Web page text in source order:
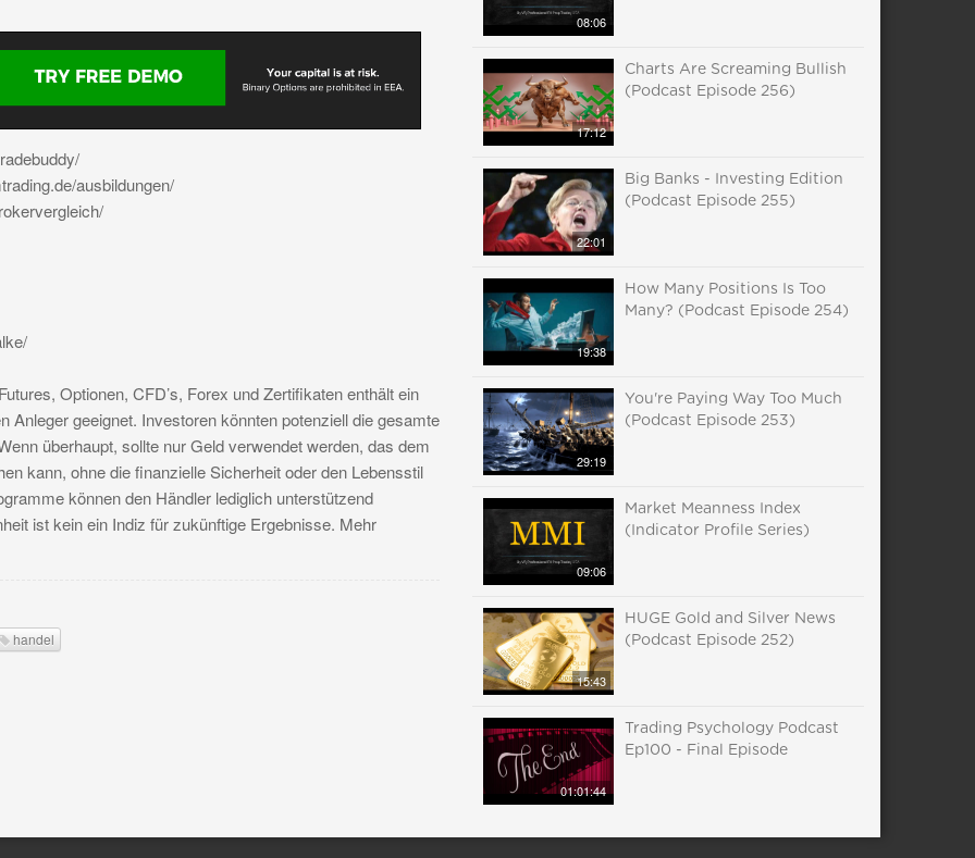
ausbildungen/
Optionen, CFD’s, Forex und Zertifikaten enthält ein
geeignet. Investoren könnten potenziell die gesamte
überhaupt, sollte nur Geld verwendet werden, das dem
kann, ohne die finanzielle Sicherheit oder den Lebensstil
können den Händler lediglich unterstützend
ist kein ein Indiz für zukünftige Ergebnisse. Mehr
handel
08:06
17:12
Charts Are Screaming Bullish
(Podcast Episode 256)
22:01
Big Banks - Investing Edition
(Podcast Episode 255)
19:38
How Many Positions Is Too
Many? (Podcast Episode 254)
29:19
You're Paying Way Too Much
(Podcast Episode 253)
09:06
Market Meanness Index
(Indicator Profile Series)
15:43
HUGE Gold and Silver News
(Podcast Episode 252)
01:01:44
Trading Psychology Podcast
Ep100 - Final Episode